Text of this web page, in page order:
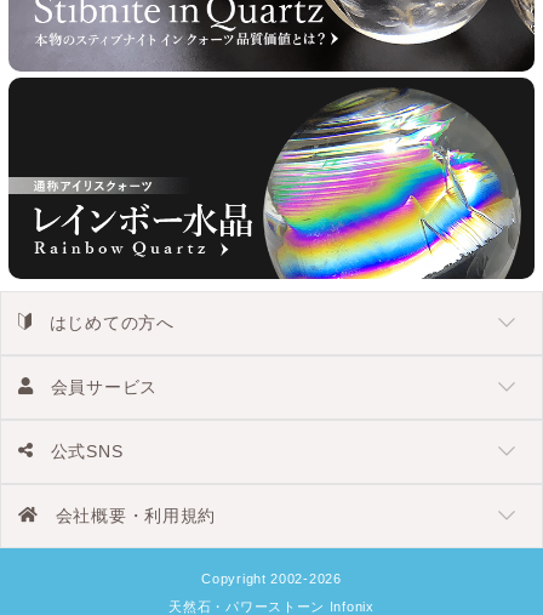
はじめての方へ
会員サービス
公式SNS
会社概要・利用規約
Copyright 2002-2026
天然石・パワーストーン Infonix